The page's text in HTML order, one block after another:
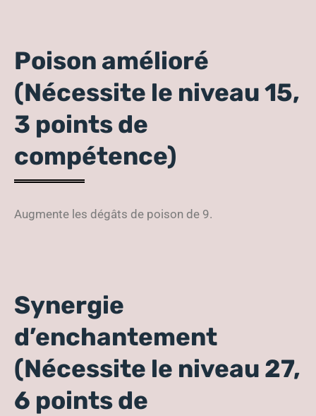
Poison amélioré
(Nécessite le niveau 15,
3 points de
compétence)
Augmente les dégâts de poison de 9.
Synergie
d’enchantement
(Nécessite le niveau 27,
6 points de